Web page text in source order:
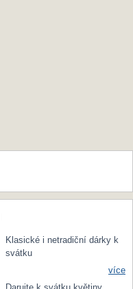
Klasické i netradiční dárky k
svátku
více